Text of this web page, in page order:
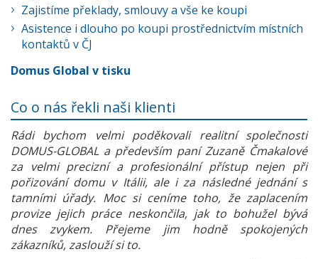
Zajistíme překlady, smlouvy a vše ke koupi
Asistence i dlouho po koupi prostřednictvím místních
kontaktů v ČJ
Domus Global v tisku
Co o nás řekli naši klienti
Rádi bychom velmi poděkovali realitní společnosti
DOMUS-GLOBAL a především paní Zuzaně Čmakalové
za velmi precizní a profesionální přístup nejen při
pořizování domu v Itálii, ale i za následné jednání s
tamními úřady. Moc si ceníme toho, že zaplacením
provize jejich práce neskončila, jak to bohužel bývá
dnes zvykem. Přejeme jim hodně spokojených
zákazníků, zaslouží si to.